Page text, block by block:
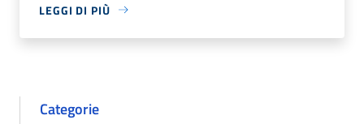
LEGGI DI PIÙ
Categorie